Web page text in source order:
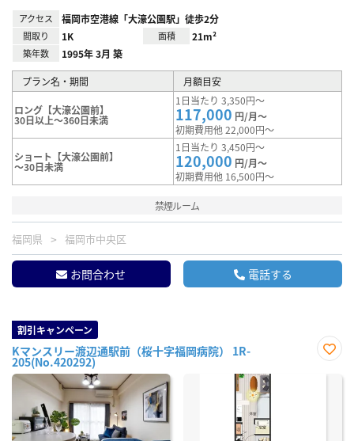
アクセス 福岡市空港線「大濠公園駅」徒歩2分
間取り 1K 面積 21m²
築年数 1995年 3月 築
プラン名・期間 月額目安
ロング【大濠公園前】
30日以上～360日未満
1日当たり 3,350円～
117,000 円/月～
初期費用他 22,000円～
ショート【大濠公園前】
～30日未満
1日当たり 3,450円～
120,000 円/月～
初期費用他 16,500円～
禁煙ルーム
福岡県 福岡市中央区
お問合わせ 電話する
割引キャンペーン
Kマンスリー渡辺通駅前（桜十字福岡病院） 1R-
205(No.420292)
に入